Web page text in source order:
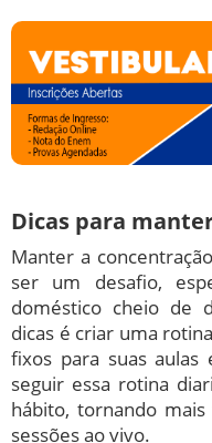
Dicas para
Manter a
ser um desafio,
doméstico cheio de
dicas é criar uma
fixos para suas aulas
seguir essa rotina
hábito, tornando
sessões ao vivo.